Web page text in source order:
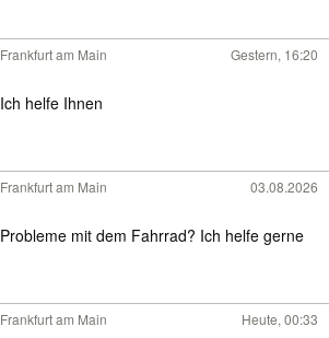
Frankfurt am Main Gestern, 16:20
Ich helfe Ihnen
Frankfurt am Main 03.08.2026
Probleme mit dem Fahrrad? Ich helfe gerne
Frankfurt am Main Heute, 00:33